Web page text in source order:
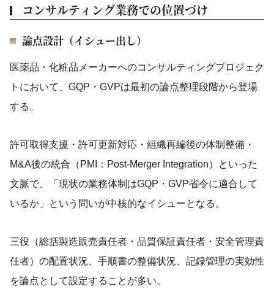
コンサルティング業務での位置づけ
論点設計（イシュー出し）
医薬品・化粧品メーカーへのコンサルティングプロジェク
トにおいて、GQP・GVPは最初の論点整理段階から登場
する。
許可取得支援・許可更新対応・組織再編後の体制整備・
M&A後の統合（PMI：Post-Merger Integration）といった
文脈で、「現状の業務体制はGQP・GVP省令に適合して
いるか」という問いが中核的なイシューとなる。
三役（総括製造販売責任者・品質保証責任者・安全管理責
任者）の配置状況、手順書の整備状況、記録管理の実効性
を論点として設定することが多い。